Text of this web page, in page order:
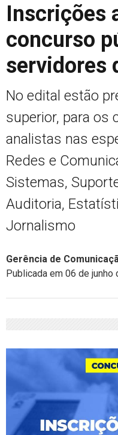
Inscrições
concurso
servidores
No edital estão
superior, para os
analistas nas
Redes e
Sistemas,
Auditoria,
Jornalismo
Gerência de
Publicada em 06 de junho